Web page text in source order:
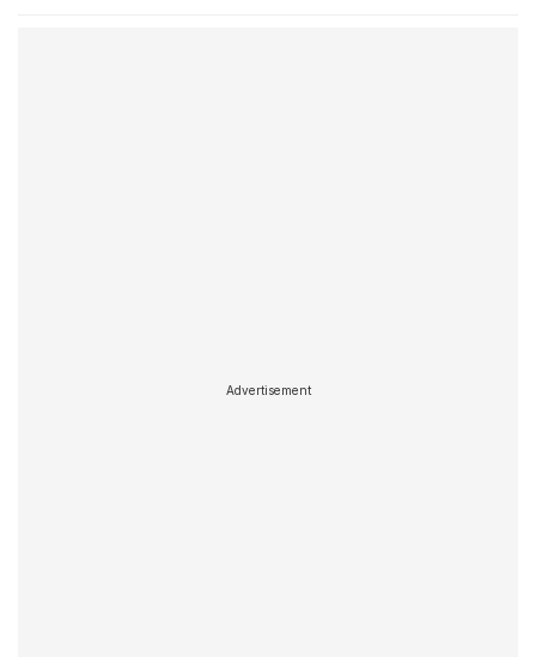
Advertisement